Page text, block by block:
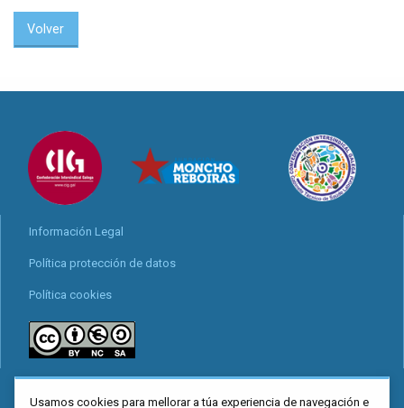
Volver
Información Legal
Política protección de datos
Política cookies
Usamos cookies para mellorar a túa experiencia de navegación e